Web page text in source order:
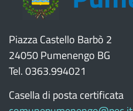
Piazza Castello Barbò 2
24050 Pumenengo BG
Tel. 0363.994021
Casella di posta certificata